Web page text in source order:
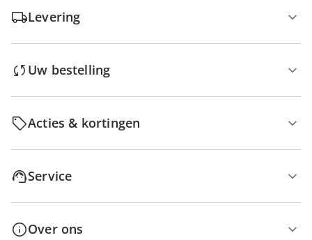
Levering
Uw bestelling
Acties & kortingen
Service
Over ons